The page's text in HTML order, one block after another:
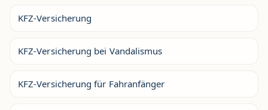
KFZ-Versicherung
KFZ-Versicherung bei Vandalismus
KFZ-Versicherung für Fahranfänger